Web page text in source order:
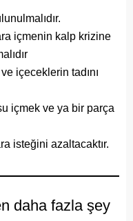
içmenin kalp krizine
içeceklerin tadını
içmek ve ya bir parça
isteğini azaltacaktır.
daha fazla şey